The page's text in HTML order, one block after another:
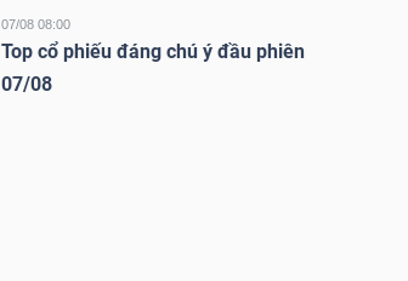
07/08 08:00
Top cổ phiếu đáng chú ý đầu phiên
07/08